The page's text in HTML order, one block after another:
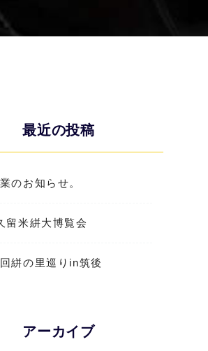
最近の投稿
のお知らせ。
留米絣大博覧会
絣の里巡りin筑後
アーカイブ